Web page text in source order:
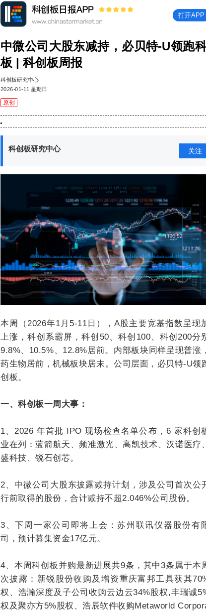
打开APP
中微公司大股东减持，必贝特-U领跑
板 | 科创板周报
科创板研究中心
2026-01-11 星期日
原创
科创板研究中心 关注
本周（2026年1月5-11日），A股主要宽基指数呈现
上涨，科创系霸屏，科创50、科创100、科创200分
9.8%、10.5%、12.8%居前。内部板块同样呈现普涨
药生物居前，机械板块居末。公司层面，必贝特-U领
创板。
一、科创板一周大事：
1、2026 年首批 IPO 现场检查名单公布，6 家科创
业在列：蓝箭航天、频准激光、高凯技术、汉诺医疗
盛科技、锐石创芯。
2、中微公司大股东披露减持计划，涉及公司首次公
行前取得的股份，合计减持不超2.046%公司股份。
3、下周一家公司即将上会：苏州联讯仪器股份有
司，预计募集资金17亿元。
4、本周科创板并购最新进展共9条，其中3条属于本
次披露：新锐股份收购及增资重庆富邦工具获其
权、浩瀚深度及子公司收购云边云34%股权,丰瑞诚
权及聚亦方5%股权、浩辰软件收购Metaworld